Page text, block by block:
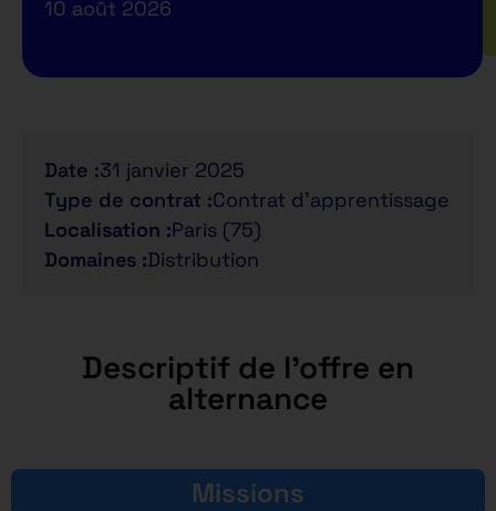
10 août 2026
Date :31 janvier 2025
Type de contrat :Contrat d'apprentissage
Localisation :Paris (75)
Domaines :Distribution
Descriptif de l'offre en
alternance
Missions